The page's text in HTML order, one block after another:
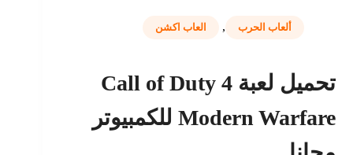
ألعاب الحرب , العاب اكشن
تحميل لعبة Call of Duty 4
Modern Warfare للكمبيوتر